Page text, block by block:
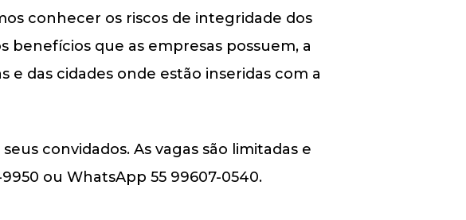
conhecer os riscos de integridade dos
benefícios que as empresas possuem, a
das cidades onde estão inseridas com a
convidados. As vagas são limitadas e
ou WhatsApp 55 99607-0540.